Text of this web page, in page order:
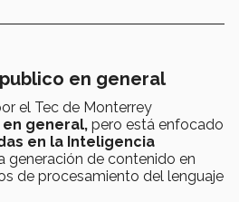
en general
el Tec de Monterrey
general, pero está enfocado
en la Inteligencia
generación de contenido en
de procesamiento del lenguaje